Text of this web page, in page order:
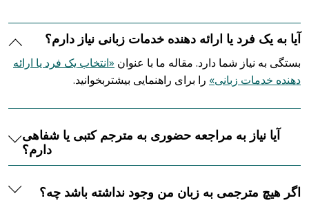
آیا به یک فرد یا ارائه دهنده خدمات زبانی نیاز دارم؟
بستگی به نیاز شما دارد. مقاله ما با عنوان «انتخاب یک فرد یا ارائه
دهنده خدمات زبانی» را برای راهنمایی بیشتربخوانید.
آیا نیاز به مراجعه حضوری به مترجم کتبی یا شفاهی
دارم؟
اگر هیچ مترجمی به زبان من وجود نداشته باشد چه؟